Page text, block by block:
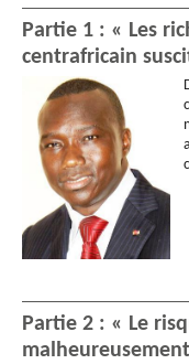
Partie 1 : « Les
centrafricain
Partie 2 : « Le